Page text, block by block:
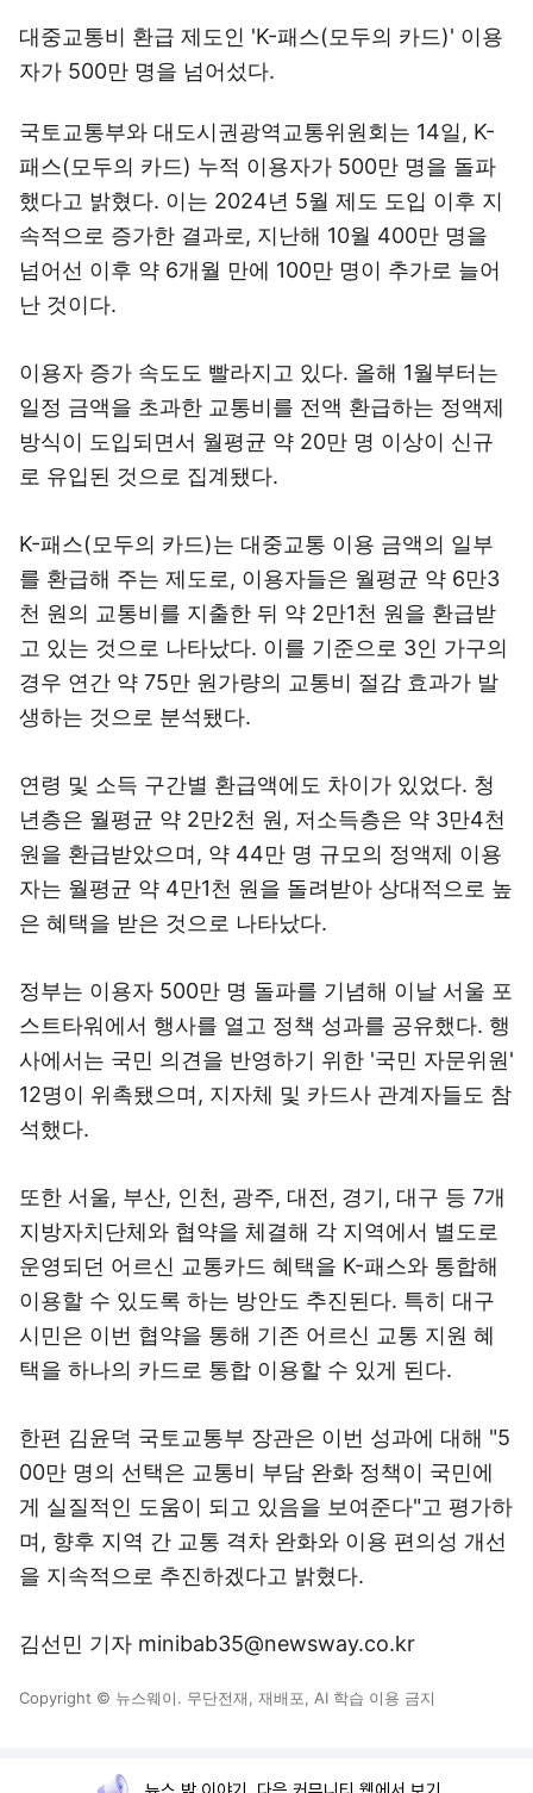
대중교통비 환급 제도인 'K-패스(모두의 카드)' 이용
자가 500만 명을 넘어섰다.
국토교통부와 대도시권광역교통위원회는 14일, K-
패스(모두의 카드) 누적 이용자가 500만 명을 돌파
했다고 밝혔다. 이는 2024년 5월 제도 도입 이후 지
속적으로 증가한 결과로, 지난해 10월 400만 명을
넘어선 이후 약 6개월 만에 100만 명이 추가로 늘어
난 것이다.
이용자 증가 속도도 빨라지고 있다. 올해 1월부터는
일정 금액을 초과한 교통비를 전액 환급하는 정액제
방식이 도입되면서 월평균 약 20만 명 이상이 신규
로 유입된 것으로 집계됐다.
K-패스(모두의 카드)는 대중교통 이용 금액의 일부
를 환급해 주는 제도로, 이용자들은 월평균 약 6만3
천 원의 교통비를 지출한 뒤 약 2만1천 원을 환급받
고 있는 것으로 나타났다. 이를 기준으로 3인 가구의
경우 연간 약 75만 원가량의 교통비 절감 효과가 발
생하는 것으로 분석됐다.
연령 및 소득 구간별 환급액에도 차이가 있었다. 청
년층은 월평균 약 2만2천 원, 저소득층은 약 3만4천
원을 환급받았으며, 약 44만 명 규모의 정액제 이용
자는 월평균 약 4만1천 원을 돌려받아 상대적으로 높
은 혜택을 받은 것으로 나타났다.
정부는 이용자 500만 명 돌파를 기념해 이날 서울 포
스트타워에서 행사를 열고 정책 성과를 공유했다. 행
사에서는 국민 의견을 반영하기 위한 '국민 자문위원'
12명이 위촉됐으며, 지자체 및 카드사 관계자들도 참
석했다.
또한 서울, 부산, 인천, 광주, 대전, 경기, 대구 등 7개
지방자치단체와 협약을 체결해 각 지역에서 별도로
운영되던 어르신 교통카드 혜택을 K-패스와 통합해
이용할 수 있도록 하는 방안도 추진된다. 특히 대구
시민은 이번 협약을 통해 기존 어르신 교통 지원 혜
택을 하나의 카드로 통합 이용할 수 있게 된다.
한편 김윤덕 국토교통부 장관은 이번 성과에 대해 "5
00만 명의 선택은 교통비 부담 완화 정책이 국민에
게 실질적인 도움이 되고 있음을 보여준다"고 평가하
며, 향후 지역 간 교통 격차 완화와 이용 편의성 개선
을 지속적으로 추진하겠다고 밝혔다.
김선민 기자 minibab35@newsway.co.kr
Copyright © 뉴스웨이. 무단전재, 재배포, AI 학습 이용 금지